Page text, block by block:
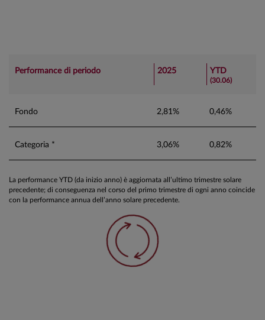
Performance di periodo 2025 YTD
(30.06)
Fondo 2,81% 0,46%
Categoria * 3,06% 0,82%
La performance YTD (da inizio anno) è aggiornata all’ultimo trimestre solare
precedente; di conseguenza nel corso del primo trimestre di ogni anno coincide
con la performance annua dell’anno solare precedente.